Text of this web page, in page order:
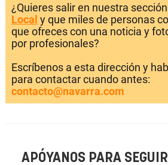
¿Quieres salir en nuestra
Local y que miles de personas
que ofreces con una noticia y
por profesionales?
Escríbenos a esta dirección y
para contactar cuando antes:
contacto@navarra.com
APÓYANOS PARA